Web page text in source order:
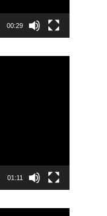
00:29
01:11